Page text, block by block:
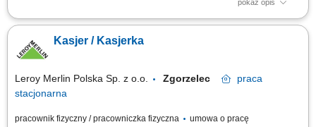
pokaż opis
Profesjonalna obsługa klientów przy stanowisku kasowym. Realizacja
procedurami. Wystawianie dokumentów sprzedażowych oraz prawidłowe
rozliczanie kasy po zakończeniu zmiany. Udzielanie informacji
Kasjer / Kasjerka
Leroy Merlin Polska Sp. z o.o. Zgorzelec
praca
stacjonarna
pracownik fizyczny / pracowniczka fizyczna
umowa o pracę